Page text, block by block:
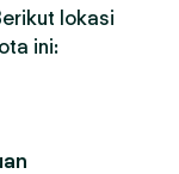
lokasi
ini: